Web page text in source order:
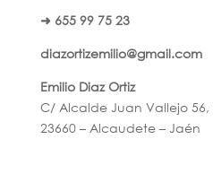
➜ 655 99 75 23
diazortizemilio@gmail.com
Emilio Diaz Ortiz
C/ Alcalde Juan Vallejo 56,
23660 – Alcaudete – Jaén